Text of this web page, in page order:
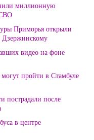
миллионную
Приморья открыли
видео на фоне
пройти в Стамбуле
пострадали после
в центре